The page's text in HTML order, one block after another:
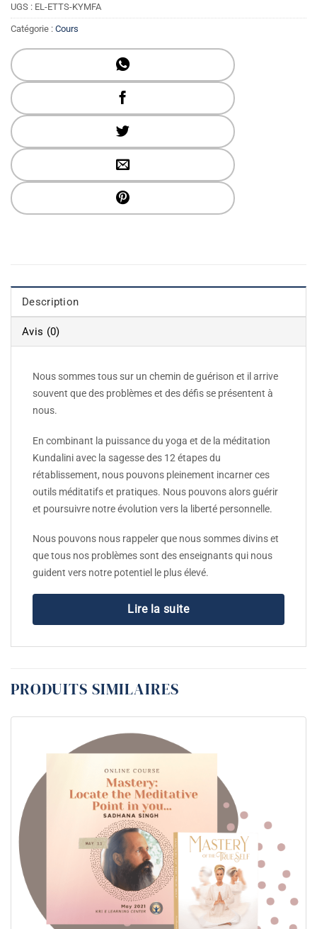
UGS : EL-ETTS-KYMFA
Catégorie : Cours
Description
Avis (0)
Nous sommes tous sur un chemin de guérison et il arrive
souvent que des problèmes et des défis se présentent à
nous.
En combinant la puissance du yoga et de la méditation
Kundalini avec la sagesse des 12 étapes du
rétablissement, nous pouvons pleinement incarner ces
outils méditatifs et pratiques. Nous pouvons alors guérir
et poursuivre notre évolution vers la liberté personnelle.
Nous pouvons nous rappeler que nous sommes divins et
que tous nos problèmes sont des enseignants qui nous
guident vers notre potentiel le plus élevé.
Lire la suite
PRODUITS SIMILAIRES